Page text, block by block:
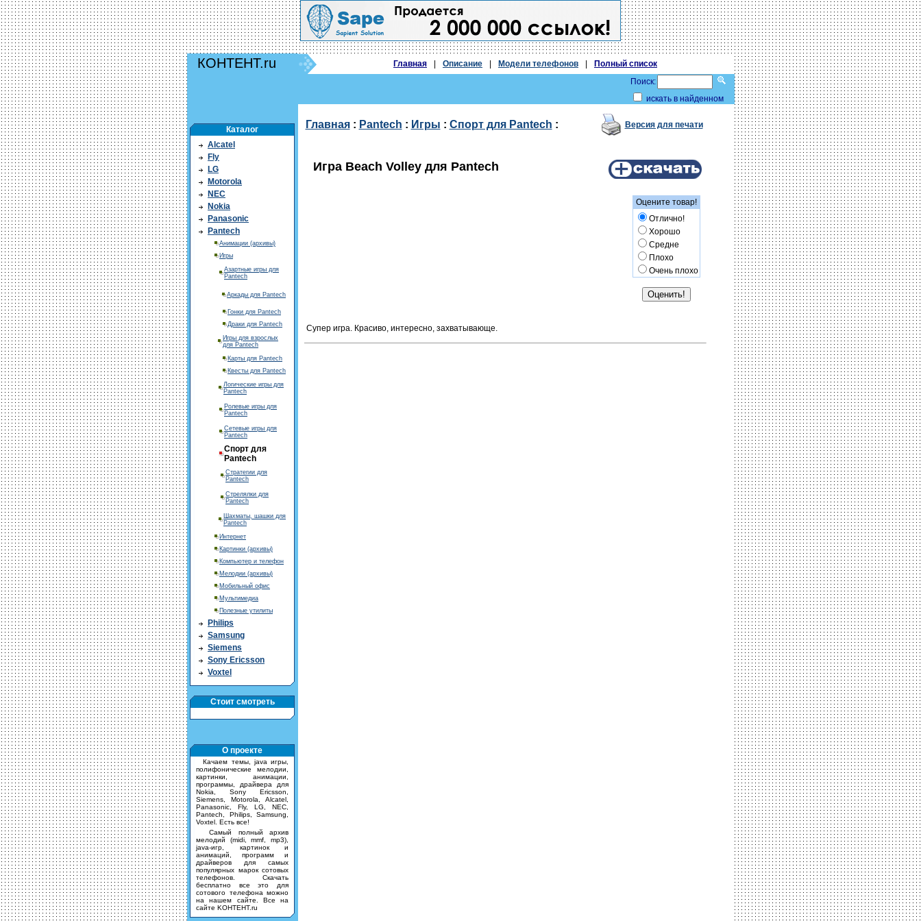
КОНТЕНТ.ru Главная Описание Модели телефонов
Полный список
Поиск:
искать в найденном
Каталог
Alcatel
Fly
LG
Motorola
NEC
Nokia
Panasonic
Pantech
Анимации (архивы)
Игры
Азартные игры для
Pantech
Аркады для Pantech
Гонки для Pantech
Драки для Pantech
Игры для взрослых
для Pantech
Карты для Pantech
Квесты для Pantech
Логические игры для
Pantech
Ролевые игры для
Pantech
Сетевые игры для
Pantech
Спорт для
Pantech
Стратегии для
Pantech
Стрелялки для
Pantech
Шахматы, шашки для
Pantech
Интернет
Картинки (архивы)
Компьютер и телефон
Мелодии (архивы)
Мобильный офис
Мультимедиа
Полезные утилиты
Philips
Samsung
Siemens
Sony Ericsson
Voxtel
Стоит смотреть
О проекте
Качаем темы, java игры,
полифонические мелодии,
картинки, анимации,
программы, драйвера для
Nokia, Sony Ericsson,
Siemens, Motorola, Alcatel,
Panasonic, Fly, LG, NEC,
Pantech, Philips, Samsung,
Voxtel. Есть все!
Самый полный архив
мелодий (midi, mmf, mp3),
java-игр, картинок и
анимаций, программ и
драйверов для самых
популярных марок сотовых
телефонов. Скачать
бесплатно все это для
сотового телефона можно
на нашем сайте. Все на
сайте KOHTEHT.ru
Главная: Pantech : Игры : Спорт для Pantech : Версия для печати
Игра Beach Volley для Pantech
Оцените товар!
Отлично!
Хорошо
Средне
Плохо
Очень плохо
Супер игра. Красиво, интересно, захватывающе.